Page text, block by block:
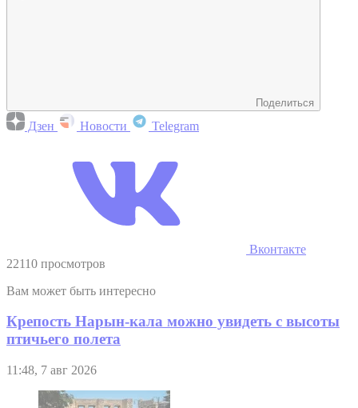
Поделиться
Дзен Новости Telegram
Вконтакте
22110 просмотров
Вам может быть интересно
Крепость Нарын-кала можно увидеть с высоты
птичьего полета
11:48, 7 авг 2026